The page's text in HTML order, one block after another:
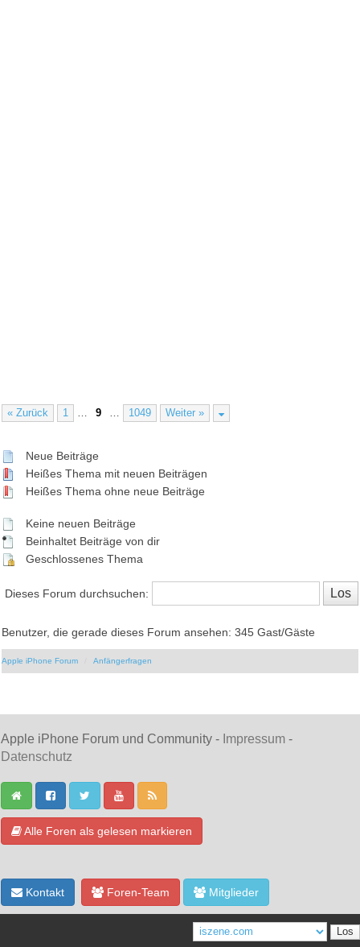
« Zurück 1 … 9 … 1049 Weiter »
Neue Beiträge
Heißes Thema mit neuen Beiträgen
Heißes Thema ohne neue Beiträge
Keine neuen Beiträge
Beinhaltet Beiträge von dir
Geschlossenes Thema
Dieses Forum durchsuchen:
Benutzer, die gerade dieses Forum ansehen: 345 Gast/Gäste
Apple iPhone Forum Anfängerfragen
Apple iPhone Forum und Community - Impressum -
Datenschutz
Alle Foren als gelesen markieren
Kontakt Foren-Team Mitglieder